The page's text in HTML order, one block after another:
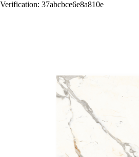
Verification: 37abcbce6e8a810e